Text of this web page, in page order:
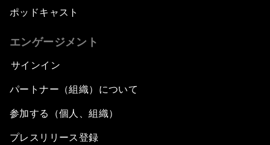
ポッドキャスト
エンゲージメント
サインイン
パートナー（組織）について
参加する（個人、組織）
プレスリリース登録